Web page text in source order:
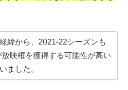
緯から、2021-22シーズンも
放映権を獲得する可能性が高い
ました。